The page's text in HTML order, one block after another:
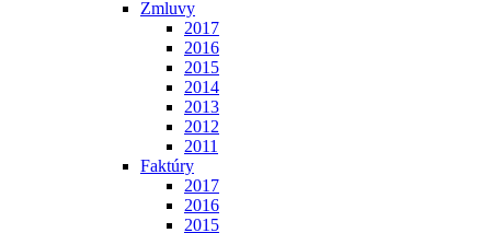
Zmluvy
2017
2016
2015
2014
2013
2012
2011
Faktúry
2017
2016
2015